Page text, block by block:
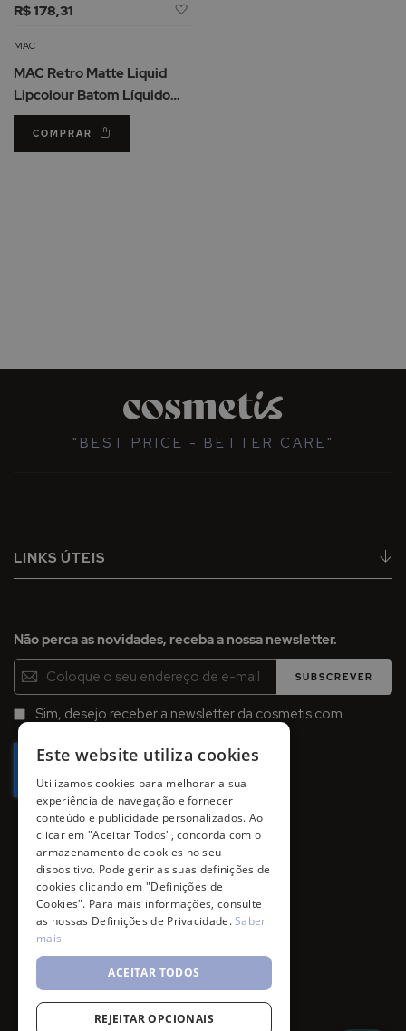
R$ 178,31
MAC
MAC Retro Matte Liquid
Lipcolour Batom Líquido
Fashion Legacy
COMPRAR
"BEST PRICE - BETTER CARE"
LINKS ÚTEIS
Não perca as novidades, receba a nossa newsletter.
Inscreva-
se
na
Newsletter:
SUBSCREVER
Sim, desejo receber a newsletter da cosmetis com
Este website utiliza cookies
Utilizamos cookies para melhorar a sua
experiência de navegação e fornecer
conteúdo e publicidade personalizados. Ao
clicar em "Aceitar Todos", concorda com o
armazenamento de cookies no seu
dispositivo. Pode gerir as suas definições de
cookies clicando em "Definições de
Cookies". Para mais informações, consulte
as nossas Definições de Privacidade.Saber
mais
ACEITAR TODOS
REJEITAR OPCIONAIS